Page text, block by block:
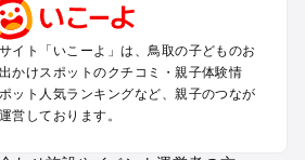
ポット
イト「いこーよ」は、鳥取の子どものお
かけスポットのクチコミ・親子体験情
ット人気ランキングなど、親子のつなが
営しております。